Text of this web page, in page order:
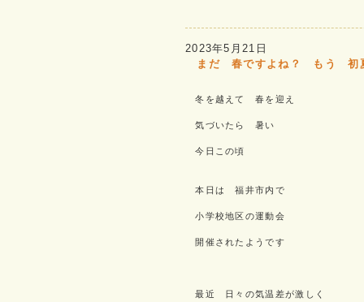
2023年5月21日
まだ 春ですよね？ もう 初
冬を越えて 春を迎え
気づいたら 暑い
今日この頃
本日は 福井市内で
小学校地区の運動会
開催されたようです
最近 日々の気温差が激しく